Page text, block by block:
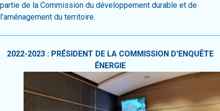
partie de la Commission du développement durable et de
l’aménagement du territoire.
2022-2023 : PRÉSIDENT DE LA COMMISSION D'ENQUÊTE
ÉNERGIE